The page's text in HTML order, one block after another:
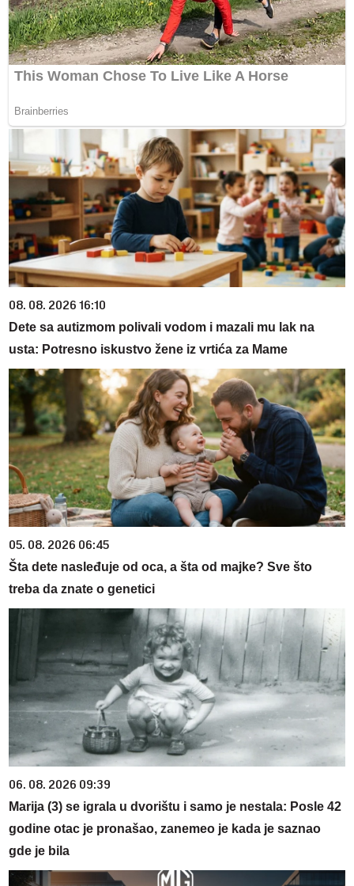
08. 08. 2026 16:10
Dete sa autizmom polivali vodom i mazali mu lak na
usta: Potresno iskustvo žene iz vrtića za Mame
05. 08. 2026 06:45
Šta dete nasleđuje od oca, a šta od majke? Sve što
treba da znate o genetici
06. 08. 2026 09:39
Marija (3) se igrala u dvorištu i samo je nestala: Posle 42
godine otac je pronašao, zanemeo je kada je saznao
gde je bila